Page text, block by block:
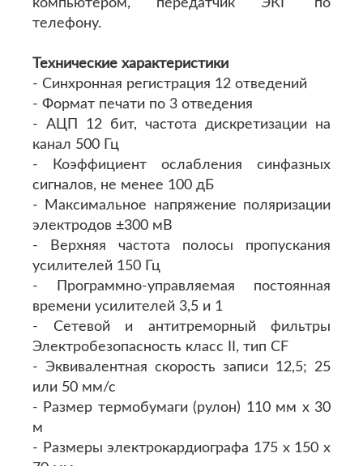
компьютером, передатчик ЭКГ по
телефону.
Технические характеристики
- Синхронная регистрация 12 отведений
- Формат печати по 3 отведения
- АЦП 12 бит, частота дискретизации на
канал 500 Гц
- Коэффициент ослабления синфазных
сигналов, не менее 100 дБ
- Максимальное напряжение поляризации
электродов ±300 мВ
- Верхняя частота полосы пропускания
усилителей 150 Гц
- Программно-управляемая постоянная
времени усилителей 3,5 и 1
- Сетевой и антитреморный фильтры
Электробезопасность класс II, тип CF
- Эквивалентная скорость записи 12,5; 25
или 50 мм/с
- Размер термобумаги (рулон) 110 мм х 30
м
- Размеры электрокардиографа 175 х 150 х